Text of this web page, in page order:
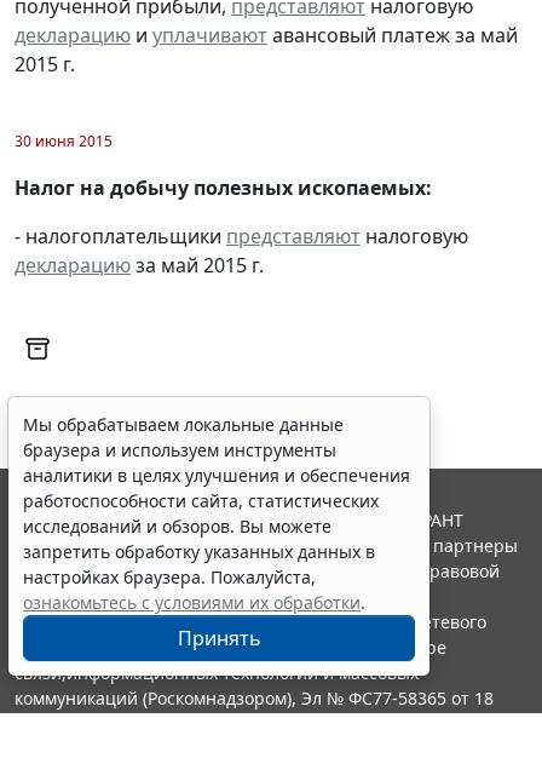
полученной прибыли, представляют налоговую
декларацию и уплачиваютавансовый платеж за май
2015 г.
30 июня 2015
Налог на добычу полезных ископаемых:
- налогоплательщики представляют налоговую
декларациюза май 2015 г.
Мы обрабатываем локальные данные
браузера и используем инструменты
аналитики в целях улучшения и обеспечения
работоспособности сайта, статистических
исследований и обзоров. Вы можете
запретить обработку указанных данных в
настройках браузера. Пожалуйста,
ознакомьтесь с условиями их обработки.
Принять
© ООО "НПП "ГАРАНТ-СЕРВИС", 2026. Система ГАРАНТ
выпускается с 1990 года. Компания "Гарант" и ее партнеры
являются участниками Российской ассоциации правовой
информации ГАРАНТ.
Портал ГАРАНТ.РУ зарегистрирован в качестве сетевого
издания Федеральной службой по надзору в сфере
связи,информационных технологий и массовых
коммуникаций (Роскомнадзором), Эл № ФС77-58365 от 18